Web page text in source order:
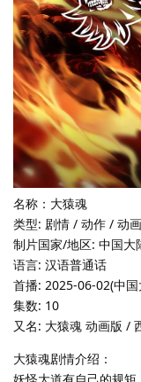
名称：大猿魂
类型: 剧情 / 动作 / 动
制片国家/地区: 中国大
语言: 汉语普通话
首播: 2025-06-02(中国
集数: 10
又名: 大猿魂 动画版 /
大猿魂剧情介绍：